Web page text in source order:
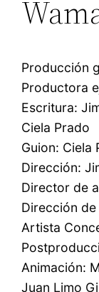
Producción
Productora
Escritura:
Ciela Prado
Guion: Ciela
Dirección:
Director de
Dirección de
Artista
Animación:
Juan Limo